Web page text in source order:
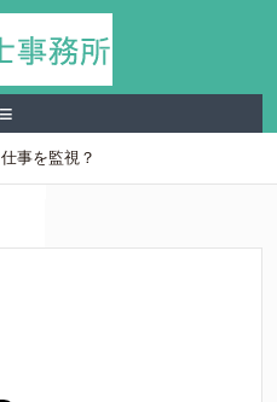
≡
仕事を監視？